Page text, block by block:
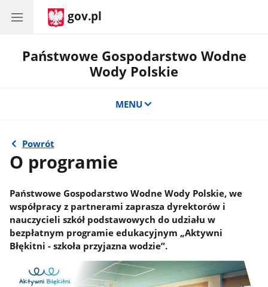
gov.pl
Państwowe Gospodarstwo Wodne
Wody Polskie
MENU
Powrót
O programie
Państwowe Gospodarstwo Wodne Wody Polskie, we
współpracy z partnerami zaprasza dyrektorów i
nauczycieli szkół podstawowych do udziału w
bezpłatnym programie edukacyjnym „Aktywni
Błękitni - szkoła przyjazna wodzie”.